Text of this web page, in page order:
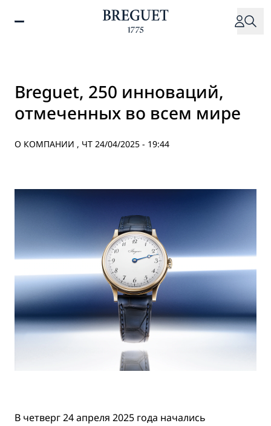
Breguet, 250 инноваций,
отмеченных во всем мире
О КОМПАНИИ , ЧТ 24/04/2025 - 19:44
В четверг 24 апреля 2025 года начались